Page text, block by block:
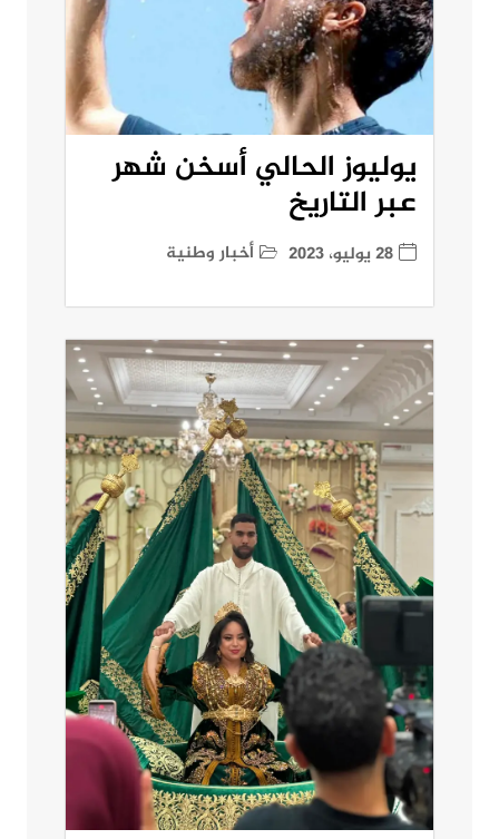
يوليوز الحالي أسخن شهر
عبر التاريخ
28 يوليو، 2023 أخبار وطنية